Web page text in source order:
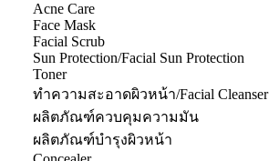
Acne Care
Face Mask
Facial Scrub
Sun Protection/Facial Sun Protection
Toner
ทำความสะอาดผิวหน้า/Facial Cleanser
ผลิตภัณฑ์ควบคุมความมัน
ผลิตภัณฑ์บำรุงผิวหน้า